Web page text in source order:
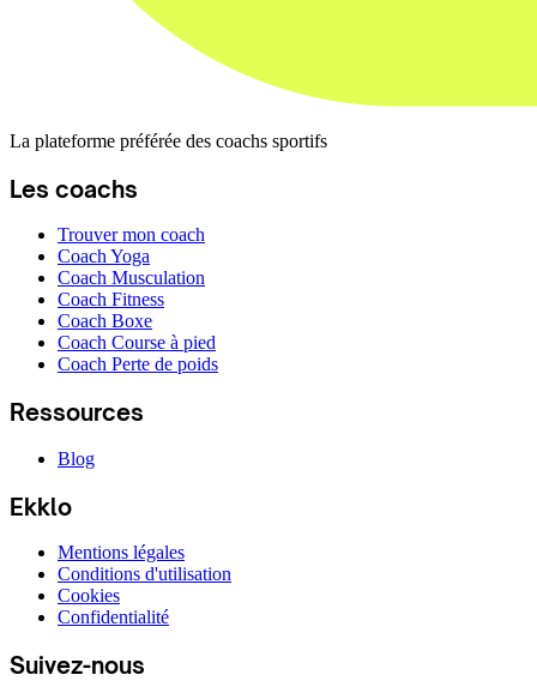
La plateforme préférée des coachs sportifs
Les coachs
Trouver mon coach
Coach Yoga
Coach Musculation
Coach Fitness
Coach Boxe
Coach Course à pied
Coach Perte de poids
Ressources
Blog
Ekklo
Mentions légales
Conditions d'utilisation
Cookies
Confidentialité
Suivez-nous